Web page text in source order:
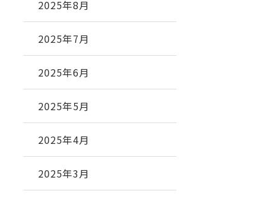
2025年8月
2025年7月
2025年6月
2025年5月
2025年4月
2025年3月